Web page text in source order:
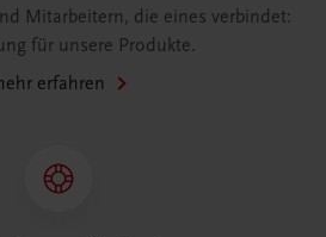
Mitarbeitern, die eines verbindet:
für unsere Produkte.
erfahren